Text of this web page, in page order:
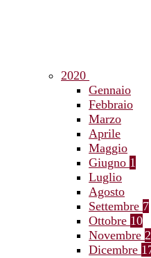
2020
Gennaio
Febbraio
Marzo
Aprile
Maggio
Giugno 1
Luglio
Agosto
Settembre 7
Ottobre 10
Novembre
Dicembre